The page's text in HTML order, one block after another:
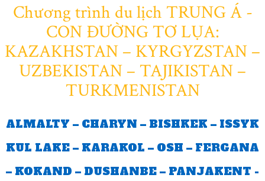
Chương trình du lịch TRUNG Á -
CON ĐƯỜNG TƠ LỤA:
KAZAKHSTAN – KYRGYZSTAN –
UZBEKISTAN – TAJIKISTAN –
TURKMENISTAN
ALMALTY – CHARYN – BISHKEK – ISSYK
KUL LAKE – KARAKOL – OSH – FERGANA
– KOKAND – DUSHANBE – PANJAKENT -